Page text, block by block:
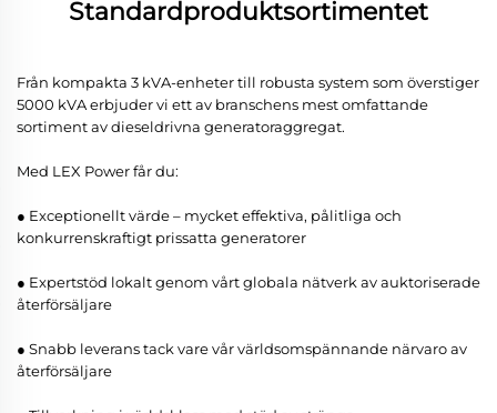
Standardproduktsortimentet
Från kompakta 3 kVA-enheter till robusta system som överstiger
5000 kVA erbjuder vi ett av branschens mest omfattande
sortiment av dieseldrivna generatoraggregat.
Med LEX Power får du:
● Exceptionellt värde – mycket effektiva, pålitliga och
konkurrenskraftigt prissatta generatorer
● Expertstöd lokalt genom vårt globala nätverk av auktoriserade
återförsäljare
● Snabb leverans tack vare vår världsomspännande närvaro av
återförsäljare